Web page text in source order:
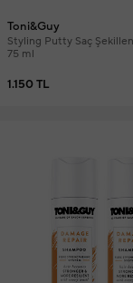
Toni&Guy
Styling Putty Saç
75 ml
1.150 TL